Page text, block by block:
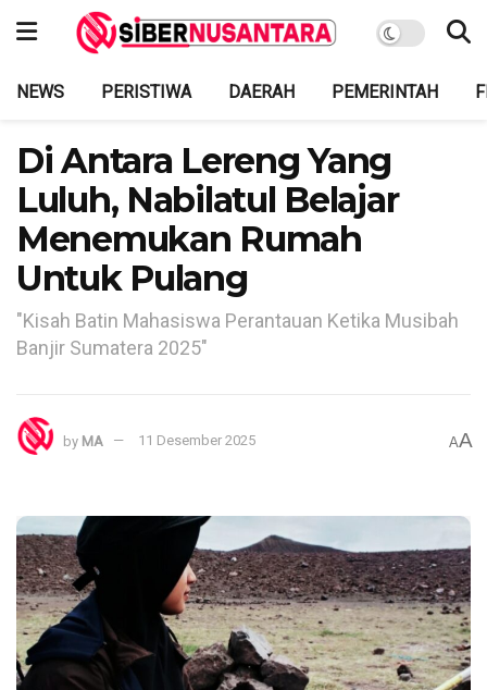
NEWS PERISTIWA DAERAH PEMERINTAH
Di Antara Lereng Yang
Luluh, Nabilatul Belajar
Menemukan Rumah
Untuk Pulang
"Kisah Batin Mahasiswa Perantauan Ketika Musibah
Banjir Sumatera 2025"
by MA 11 Desember 2025 AA